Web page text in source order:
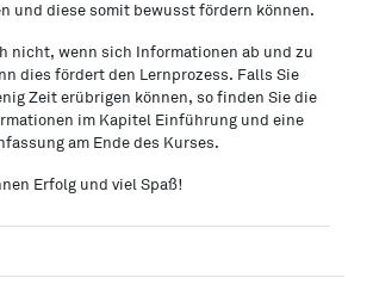
und diese somit bewusst fördern können.
nicht, wenn sich Informationen ab und zu
dies fördert den Lernprozess. Falls Sie
Zeit erübrigen können, so finden Sie die
im Kapitel Einführung und eine
am Ende des Kurses.
Erfolg und viel Spaß!